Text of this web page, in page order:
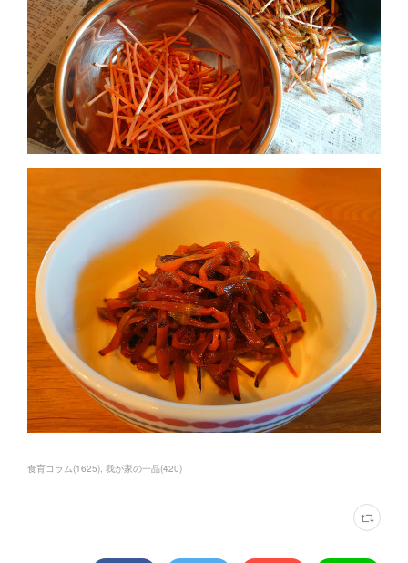
食育コラム(1625) 我が家の一品(420)